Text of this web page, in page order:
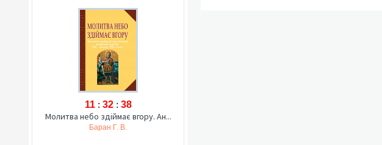
11 : 32 : 37
Молитва небо здіймає вгору. Ан...
Баран Г. В.